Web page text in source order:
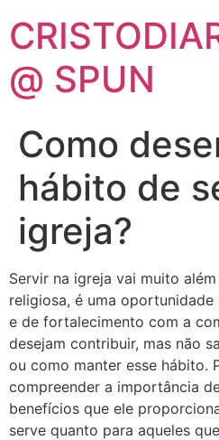
@ SPUN
Como
hábito de
igreja?
Servir na igreja vai muito
religiosa, é uma
e de fortalecimento com a
desejam contribuir, mas não
ou como manter esse hábito.
compreender a importância
benefícios que ele
serve quanto para aqueles